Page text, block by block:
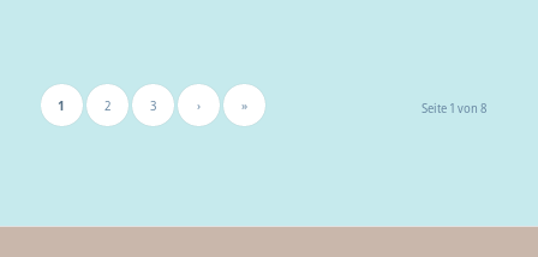
Seite 1 von 8
1 2 3 › »